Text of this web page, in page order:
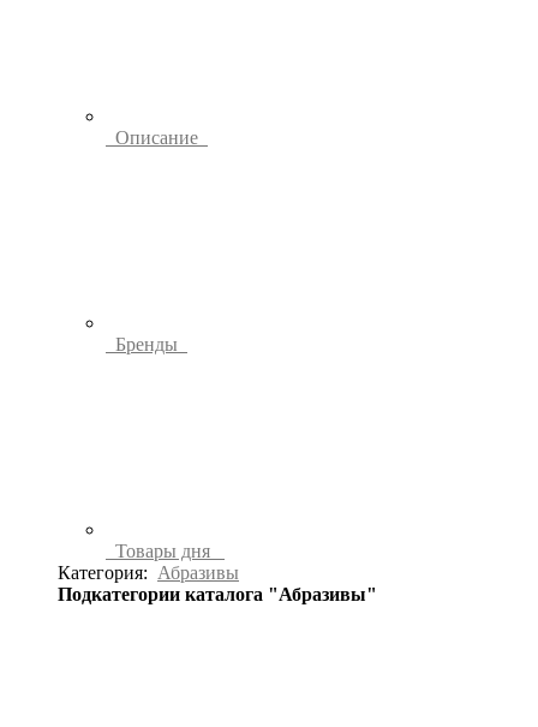
Описание
Бренды
Товары дня
Категория: Абразивы
Подкатегории каталога "Абразивы"